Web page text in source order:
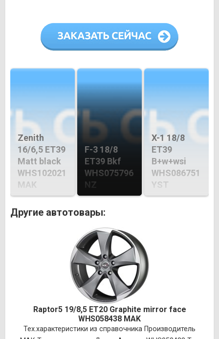
Zenith
16/6,5 ET39
Matt black
WHS102021
MAK
F-3 18/8
ET39 Bkf
WHS075796
NZ
X-1 18/8
ET39
B+w+wsi
WHS086751
YST
Другие автотовары:
Raptor5 19/8,5 ET20 Graphite mirror face
WHS058438 MAK
Тех.характеристики из справочника Производитель